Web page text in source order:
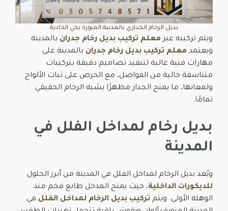
بديل الرخام الجداري بالمدينة المنورة بحي الخادية
ويتم تركيبه عبر معلم تركيب بديل رخام جدران بالمدينة
ويعتمد معلم تركيب بديل رخام جدران بالمدينة على
مهارات فنية عالية لتنفيذ تصاميم دقيقة بتركيبات
متناسقة خالية من الفواصل، مع الحرص على ثبات الألواح
ولمعانها، ما يمنح الجدار مظهرًا يشبه الرخام الحقيقي
تمامًا.
بديل رخام لمداخل الفلل في
المدينة
ويُعد بديل الرخام لمداخل الفلل في المدينة من أبرز الحلول
للديكورات الداخلية، حيث يمنح المدخل طابع فخم منذ
الوهلة الأولى. ويتم تركيب بديل الرخام لمداخل الفلل في